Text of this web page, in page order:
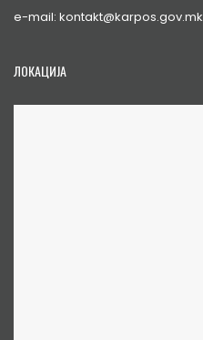
e-mail: kontakt@karpos.gov.mk
ЛОКАЦИЈА